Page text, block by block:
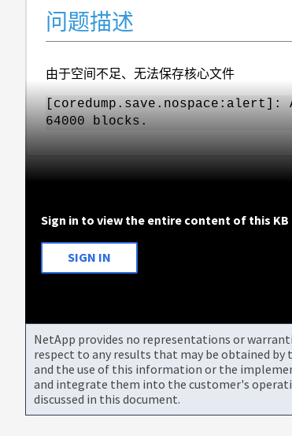
问题描述
由于空间不足、无法保存核心文件
64000 blocks.
Sign in to view the entire content of this
SIGN IN
NetApp provides no representations or
respect to any results that may be obtained
and the use of this information or the
and integrate them into the customer's
discussed in this document.